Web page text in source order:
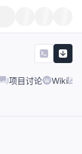
项目讨论 Wiki